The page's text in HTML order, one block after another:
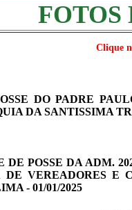
FOTOS
Clique
DO PADRE
DA SANTISSIMA
DE POSSE DA ADM.
VEREADORES E
- 01/01/2025